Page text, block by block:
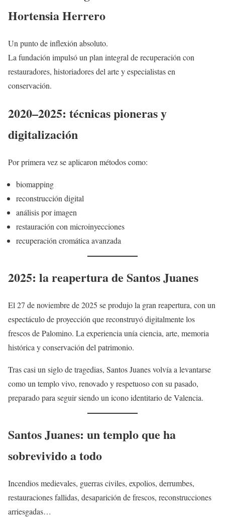
Hortensia Herrero
Un punto de inflexión absoluto.
La fundación impulsó un plan integral de recuperación con
restauradores, historiadores del arte y especialistas en
conservación.
2020–2025: técnicas pioneras y
digitalización
Por primera vez se aplicaron métodos como:
biomapping
reconstrucción digital
análisis por imagen
restauración con microinyecciones
recuperación cromática avanzada
2025: la reapertura de Santos Juanes
El 27 de noviembre de 2025 se produjo la gran reapertura, con un
espectáculo de proyección que reconstruyó digitalmente los
frescos de Palomino. La experiencia unía ciencia, arte, memoria
histórica y conservación del patrimonio.
Tras casi un siglo de tragedias, Santos Juanes volvía a levantarse
como un templo vivo, renovado y respetuoso con su pasado,
preparado para seguir siendo un icono identitario de Valencia.
Santos Juanes: un templo que ha
sobrevivido a todo
Incendios medievales, guerras civiles, expolios, derrumbes,
restauraciones fallidas, desaparición de frescos, reconstrucciones
arriesgadas…